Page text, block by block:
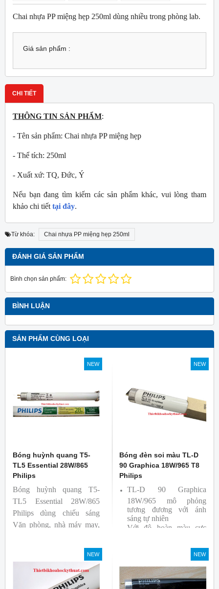
Chai nhựa PP miệng hẹp 250ml dùng nhiều trong phòng lab.
Giá sản phẩm :
CHI TIẾT
THÔNG TIN SẢN PHẨM:
- Tên sản phẩm: Chai nhựa PP miệng hẹp
- Thể tích: 250ml
- Xuất xứ: TQ, Đức, Ý
Nếu bạn đang tìm kiếm các sản phẩm khác, vui lòng tham
khảo chi tiết tại đây.
Từ khóa: Chai nhựa PP miệng hẹp 250ml
ĐÁNH GIÁ SẢN PHẨM
Bình chọn sản phẩm:
BÌNH LUẬN
SẢN PHẨM CÙNG LOẠI
NEW
Bóng huỳnh quang T5-
TL5 Essential 28W/865
Philips
Bóng huỳnh quang T5-
TL5 Essential 28W/865
Philips dùng chiếu sáng
Văn phòng, nhà máy may,
NEW
Bóng đèn soi màu TL-D
90 Graphica 18W/965 T8
Philips
TL-D 90 Graphica
18W/965 mô phỏng
tương đương với ánh
sáng tự nhiên
Với độ hoàn màu cực
Sản phẩm được sản xuất
bởi hãng Philips, xuất xứ
Ba lan
NEW NEW